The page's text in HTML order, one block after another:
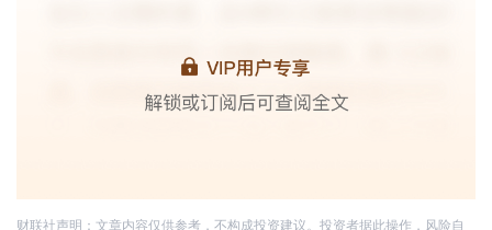
财联社声明：文章内容仅供参考，不构成投资建议。投资者据此操作，风险自